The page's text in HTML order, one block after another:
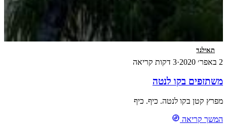
·3 דקות קריאה
בקו לנטה
קטן בקו לנטה. כיף. כיף
קריאה